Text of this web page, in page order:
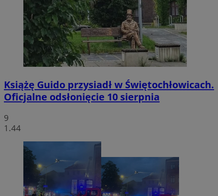
Książę Guido przysiadł w Świętochłowicach.
Oficjalne odsłonięcie 10 sierpnia
9
1.44